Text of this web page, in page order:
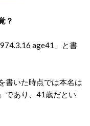
？
age41」と書
書いた時点では本名は
であり、41歳だとい